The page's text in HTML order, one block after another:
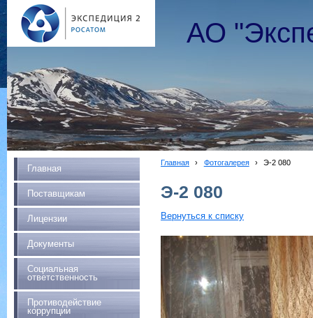
АО
Главная
Поставщикам
Лицензии
Документы
Социальная
ответственность
Противодействие
коррупции
Главная › Фотогалерея › Э-2 080
Э-2 080
Вернуться к списку